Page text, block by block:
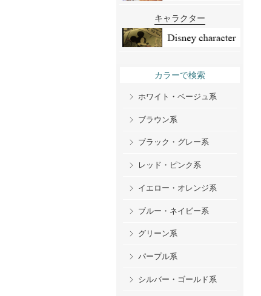
キャラクター
カラーで検索
ホワイト・ベージュ系
ブラウン系
ブラック・グレー系
レッド・ピンク系
イエロー・オレンジ系
ブルー・ネイビー系
グリーン系
パープル系
シルバー・ゴールド系